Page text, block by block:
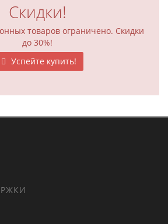
Скидки!
товаров ограничено. Скидки
до 30%!
Успейте купить!